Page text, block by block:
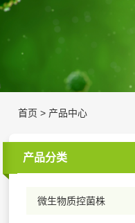
首页 > 产品中心
产品分类
微生物质控菌株